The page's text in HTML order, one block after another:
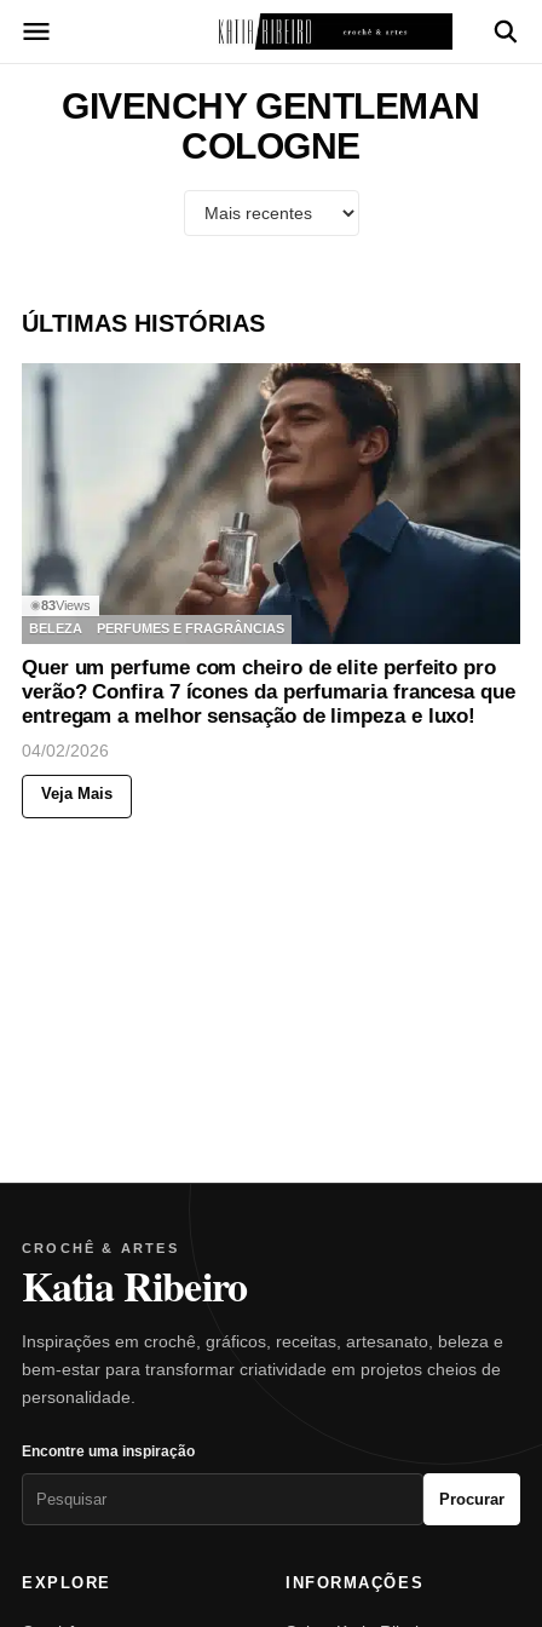
para
conteúdoGIVENCHY GENTLEMAN
COLOGNE
ÚLTIMAS HISTÓRIAS
◉83Views
BELEZA
PERFUMES E FRAGRÂNCIAS
Quer um perfume com cheiro de elite perfeito pro
verão? Confira 7 ícones da perfumaria francesa que
entregam a melhor sensação de limpeza e luxo!
04/02/2026
Veja Mais
CROCHÊ & ARTES
Katia Ribeiro
Inspirações em crochê, gráficos, receitas, artesanato, beleza e
bem-estar para transformar criatividade em projetos cheios de
personalidade.
Encontre uma inspiração
Procurar
EXPLORE INFORMAÇÕES